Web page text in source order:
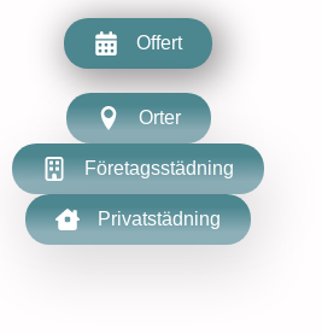
Offert
Orter
Företagsstädning
Privatstädning